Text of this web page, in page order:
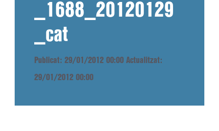
_1688_20120129
_cat
Publicat: 29/01/2012 00:00 Actualitzat:
29/01/2012 00:00